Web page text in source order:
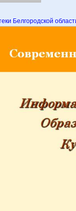
Белгородской